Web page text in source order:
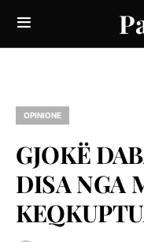
OPINIONE
GJOKË
DISA NGA